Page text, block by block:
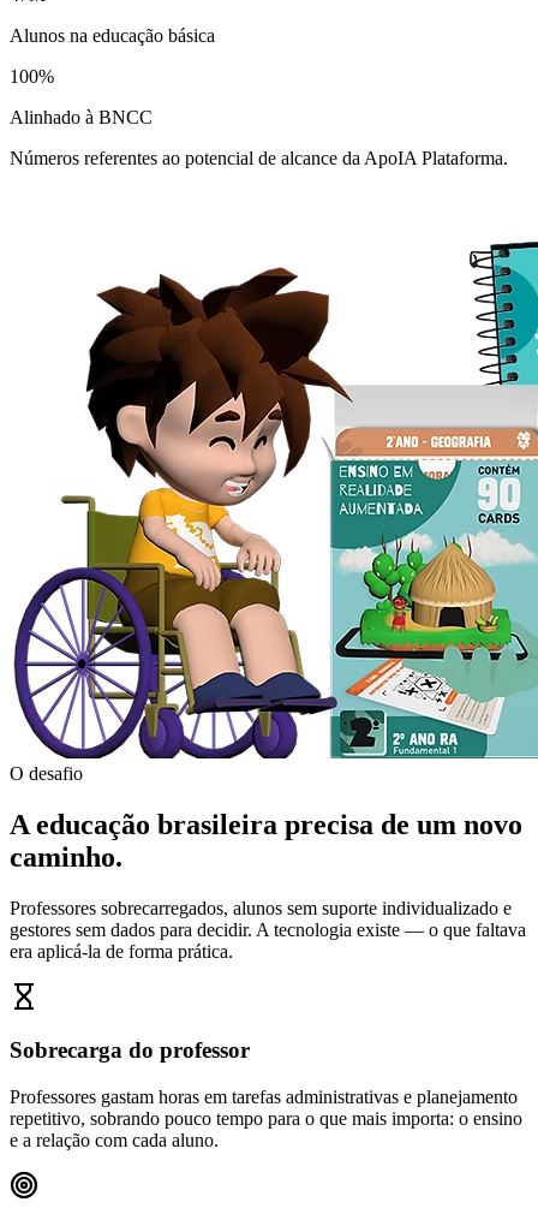
Alunos na educação básica
100%
Alinhado à BNCC
Números referentes ao potencial de alcance da ApoIA Plataforma.
O desafio
A educação brasileira precisa de um novo
caminho.
Professores sobrecarregados, alunos sem suporte individualizado e
gestores sem dados para decidir. A tecnologia existe — o que faltava
era aplicá-la de forma prática.
Sobrecarga do professor
Professores gastam horas em tarefas administrativas e planejamento
repetitivo, sobrando pouco tempo para o que mais importa: o ensino
e a relação com cada aluno.